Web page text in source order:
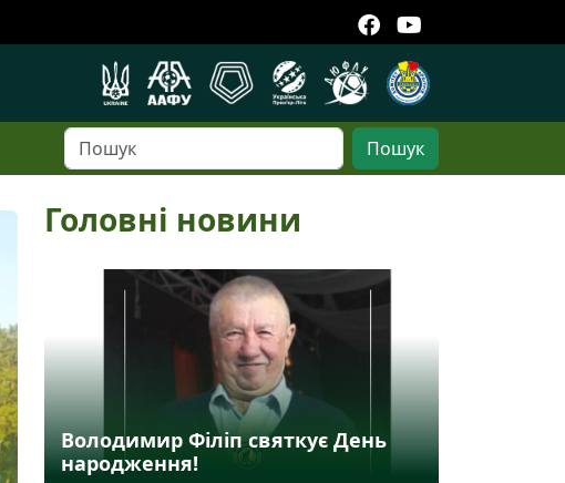
Пошук
Головні новини
Володимир Філіп святкує День
народження!